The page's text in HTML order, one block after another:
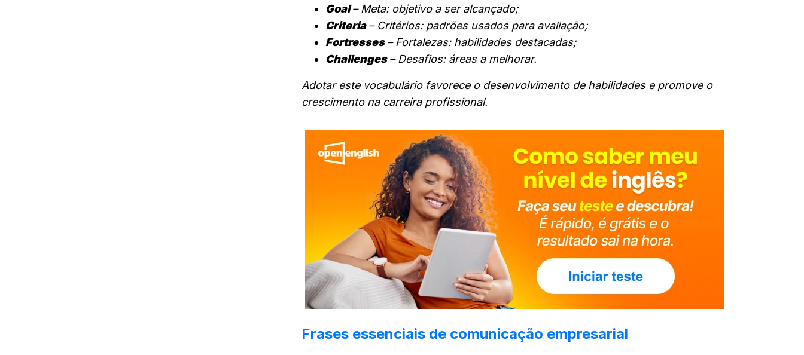
Goal– Meta: objetivo a ser alcançado;
Criteria– Critérios: padrões usados para avaliação;
Fortresses– Fortalezas: habilidades destacadas;
Challenges– Desafios: áreas a melhorar.
Adotar este vocabulário favorece o desenvolvimento de habilidades e promove o
crescimento na carreira profissional.
Frases essenciais de comunicação empresarial